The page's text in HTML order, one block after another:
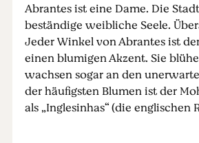
Abrantes ist eine Dame. Die
beständige weibliche Seele.
Jeder Winkel von Abrantes ist
einen blumigen Akzent. Sie
wachsen sogar an den
der häufigsten Blumen ist der
als „Inglesinhas“ (die englischen